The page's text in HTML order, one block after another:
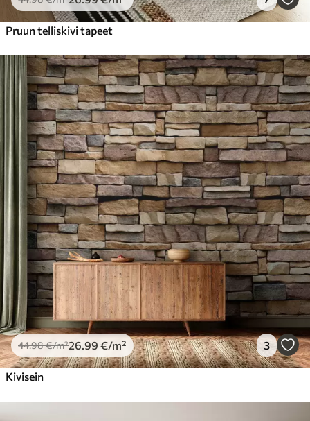
Pruun telliskivi tapeet
44.98€/m²26.99 €/m² 3
Kivisein